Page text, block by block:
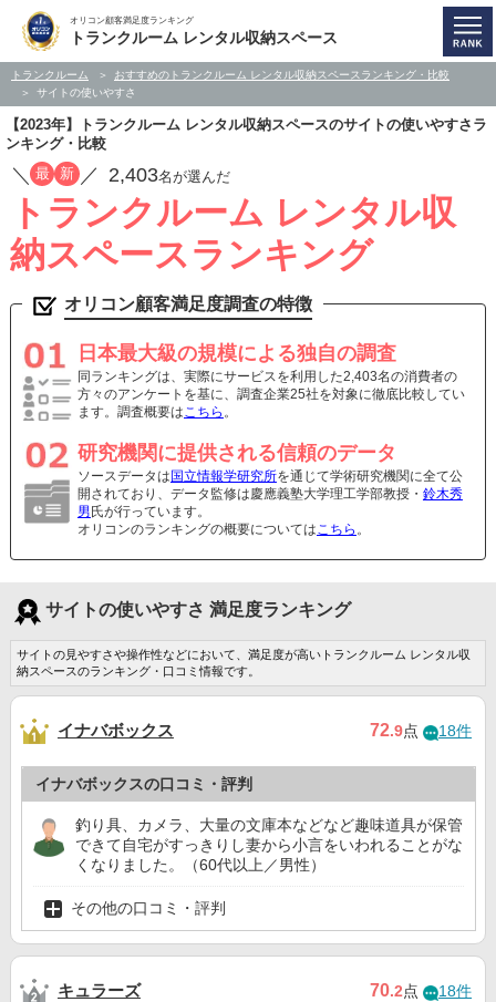
オリコン顧客満足度ランキング
トランクルーム レンタル収納スペース
トランクルーム
おすすめのトランクルーム レンタル収納スペースランキング・比較
サイトの使いやすさ
【2023年】トランクルーム レンタル収納スペースのサイトの使いやすさラ
ンキング・比較
／ 最 新 ／ 2,403名が選んだ
トランクルーム レンタル収
納スペースランキング
オリコン顧客満足度調査の特徴
日本最大級の規模による独自の調査
同ランキングは、実際にサービスを利用した2,403名の消費者の
方々のアンケートを基に、調査企業25社を対象に徹底比較してい
ます。調査概要はこちら 。
研究機関に提供される信頼のデータ
ソースデータは 国立情報学研究所を通じて学術研究機関に全て公
開されており、データ監修は慶應義塾大学理工学部教授・ 鈴木秀
男 氏が行っています。
オリコンのランキングの概要についてはこちら 。
サイトの使いやすさ 満足度ランキング
サイトの見やすさや操作性などにおいて、満足度が高いトランクルーム レンタル収
納スペースのランキング・口コミ情報です。
イナバボックス 72.9点 18件
イナバボックスの口コミ・評判
釣り具、カメラ、大量の文庫本などなど趣味道具が保管
できて自宅がすっきりし妻から小言をいわれることがな
くなりました。（60代以上／男性）
その他の口コミ・評判
キュラーズ 70.2点 18件